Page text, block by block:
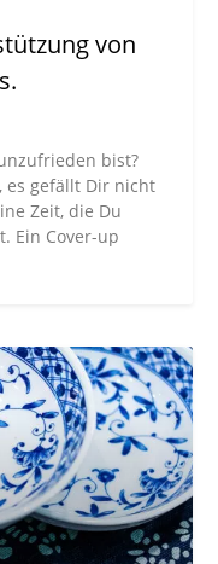
von
bist?
es gefällt Dir nicht
Zeit, die Du
Ein Cover-up